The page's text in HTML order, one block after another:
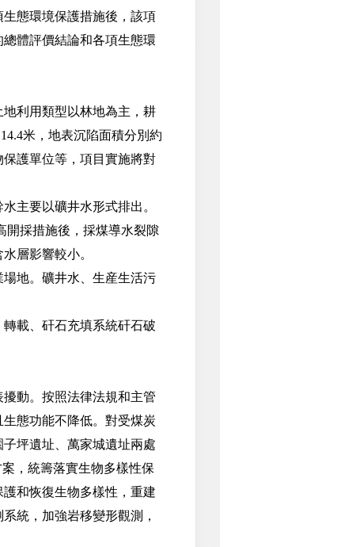
態環境保護措施後，該項
體評價結論和各項生態環
利用類型以林地為主，耕
米，地表沉陷面積分別約
保護單位等，項目實施將對
主要以礦井水形式排出。
開採措施後，採煤導水裂隙
層影響較小。
地。礦井水、生産生活污
載、矸石充填系統矸石破
動。按照法律法規和主管
態功能不降低。對受煤炭
坪遺址、萬家城遺址兩處
，統籌落實生物多樣性保
和恢復生物多樣性，重建
統，加強岩移變形觀測，